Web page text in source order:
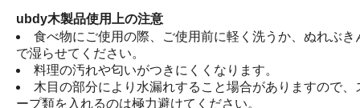
ubdy木製品使用上の注意
食べ物にご使用の際、ご使用前に軽く洗うか、ぬれぶき
で湿らせてください。
料理の汚れや匂いがつきにくくなります。
木目の部分により水漏れすること場合がありますので、
ープ類を入れるのは極力避けてください。